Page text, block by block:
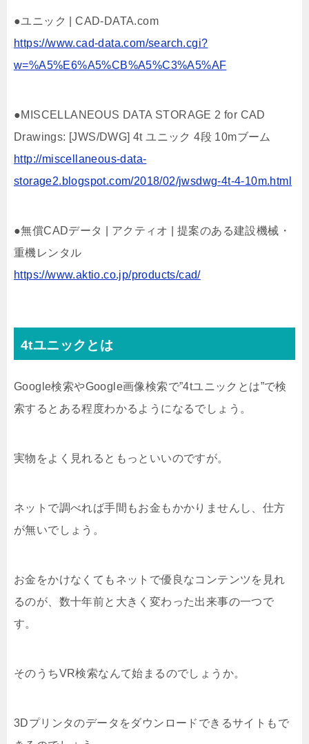
●ユニック | CAD-DATA.com
https://www.cad-data.com/search.cgi?
w=%A5%E6%A5%CB%A5%C3%A5%AF
●MISCELLANEOUS DATA STORAGE 2 for CAD
Drawings: [JWS/DWG] 4t ユニック 4段 10mブーム
http://miscellaneous-data-
storage2.blogspot.com/2018/02/jwsdwg-4t-4-10m.html
●無償CADデータ | アクティオ | 提案のある建設機械・
重機レンタル
https://www.aktio.co.jp/products/cad/
4tユニックとは
Google検索やGoogle画像検索で”4tユニックとは”で検
索するとある程度わかるようになるでしょう。
実物をよく見れるともっといいのですが。
ネットで調べれば手間もお金もかかりませんし、仕方
が無いでしょう。
お金をかけなくてもネットで優良なコンテンツを見れ
るのが、数十年前と大きく変わった出来事の一つで
す。
そのうちVR検索なんて始まるのでしょうか。
3Dプリンタのデータをダウンロードできるサイトもで